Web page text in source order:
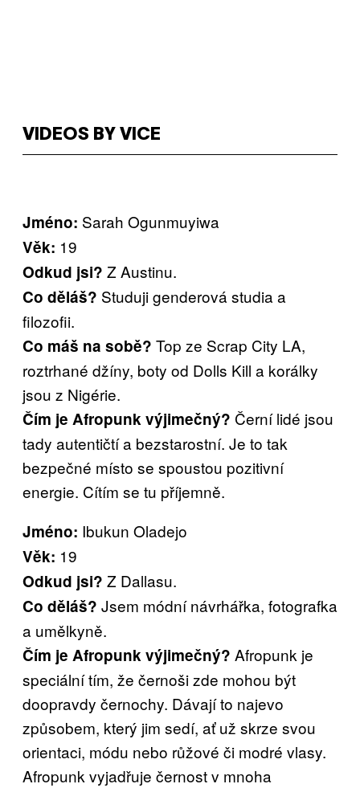
VIDEOS BY VICE
Jméno: Sarah Ogunmuyiwa
Věk: 19
Odkud jsi? Z Austinu.
Co děláš? Studuji genderová studia a
filozofii.
Co máš na sobě? Top ze Scrap City LA,
roztrhané džíny, boty od Dolls Kill a korálky
jsou z Nigérie.
Čím je Afropunk výjimečný? Černí lidé jsou
tady autentičtí a bezstarostní. Je to tak
bezpečné místo se spoustou pozitivní
energie. Cítím se tu příjemně.
Jméno: Ibukun Oladejo
Věk: 19
Odkud jsi? Z Dallasu.
Co děláš? Jsem módní návrhářka, fotografka
a umělkyně.
Čím je Afropunk výjimečný? Afropunk je
speciální tím, že černoši zde mohou být
doopravdy černochy. Dávají to najevo
způsobem, který jim sedí, ať už skrze svou
orientaci, módu nebo růžové či modré vlasy.
Afropunk vyjadřuje černost v mnoha